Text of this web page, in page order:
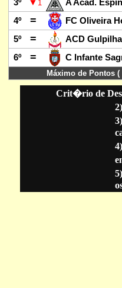
Crit�rio de